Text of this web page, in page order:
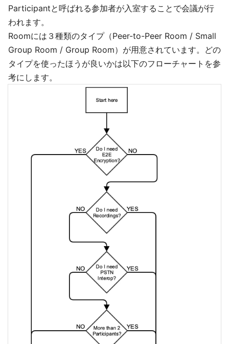
Participantと呼ばれる参加者が入室することで会議が行
われます。
Roomには３種類のタイプ（Peer-to-Peer Room / Small
Group Room / Group Room）が用意されています。どの
タイプを使ったほうが良いかは以下のフローチャートを参
考にします。